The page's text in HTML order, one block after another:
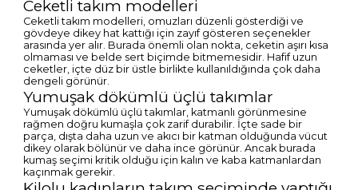
Ceketli takım modelleri
Ceketli takım modelleri, omuzları düzenli gösterdiği ve
gövdeye dikey hat kattığı için zayıf gösteren seçenekler
arasında yer alır. Burada önemli olan nokta, ceketin aşırı kısa
olmaması ve belde sert biçimde bitmemesidir. Hafif uzun
ceketler, içte düz bir üstle birlikte kullanıldığında çok daha
dengeli görünür.
Yumuşak dökümlü üçlü takımlar
Yumuşak dökümlü üçlü takımlar, katmanlı görünmesine
rağmen doğru kumaşla çok zarif durabilir. İçte sade bir
parça, dışta daha uzun ve akıcı bir katman olduğunda vücut
dikey olarak bölünür ve daha ince görünür. Ancak burada
kumaş seçimi kritik olduğu için kalın ve kaba katmanlardan
kaçınmak gerekir.